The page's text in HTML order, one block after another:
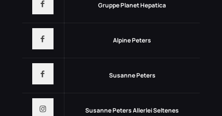
Gruppe Planet Hepatica
Alpine Peters
Susanne Peters
Susanne Peters Allerlei Seltenes